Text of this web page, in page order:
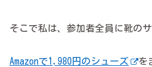
そこで私は、参加者全員に靴の
Amazonで1,980円のシューズ
を